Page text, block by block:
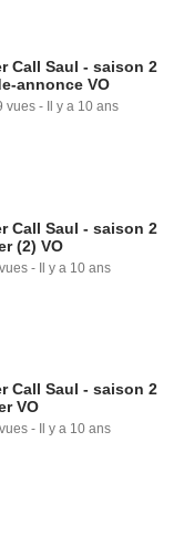
Call Saul - saison 2
annonce VO
vues - Il y a 10 ans
Call Saul - saison 2
(2) VO
- Il y a 10 ans
Call Saul - saison 2
VO
- Il y a 10 ans